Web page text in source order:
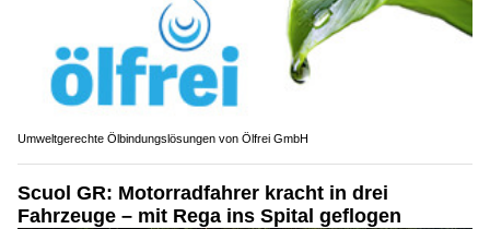
Umweltgerechte Ölbindungslösungen von Ölfrei GmbH
Scuol GR: Motorradfahrer kracht in drei
Fahrzeuge – mit Rega ins Spital geflogen